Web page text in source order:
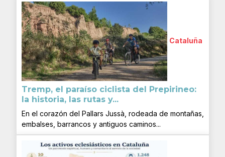
Cataluña
Tremp, el paraíso ciclista del Prepirineo:
la historia, las rutas y...
En el corazón del Pallars Jussà, rodeada de montañas,
embalses, barrancos y antiguos caminos...